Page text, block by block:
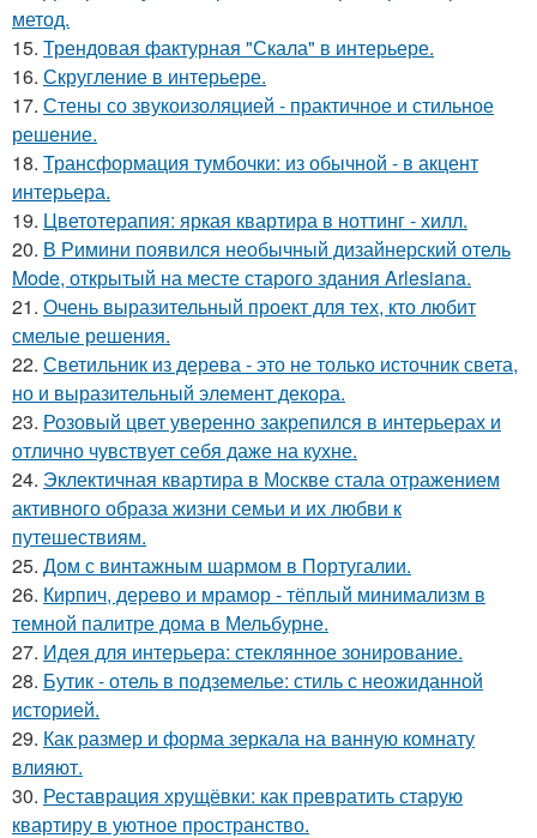
метод.
15. Трендовая фактурная "Скала" в интерьере.
16. Скругление в интерьере.
17. Стены со звукоизоляцией - практичное и стильное
решение.
18. Трансформация тумбочки: из обычной - в акцент
интерьера.
19. Цветотерапия: яркая квартира в ноттинг - хилл.
20. В Римини появился необычный дизайнерский отель
Mode, открытый на месте старого здания Arlesiana.
21. Очень выразительный проект для тех, кто любит
смелые решения.
22. Светильник из дерева - это не только источник света,
но и выразительный элемент декора.
23. Розовый цвет уверенно закрепился в интерьерах и
отлично чувствует себя даже на кухне.
24. Эклектичная квартира в Москве стала отражением
активного образа жизни семьи и их любви к
путешествиям.
25. Дом с винтажным шармом в Португалии.
26. Кирпич, дерево и мрамор - тёплый минимализм в
темной палитре дома в Мельбурне.
27. Идея для интерьера: стеклянное зонирование.
28. Бутик - отель в подземелье: стиль с неожиданной
историей.
29. Как размер и форма зеркала на ванную комнату
влияют.
30. Реставрация хрущёвки: как превратить старую
квартиру в уютное пространство.